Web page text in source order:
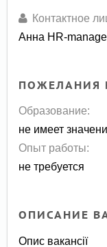
Контактное
Анна HR-
ПОЖЕЛАНИЯ
Образование:
не имеет
Опыт работы:
не требуется
ОПИСАНИЕ
Опис вакансії